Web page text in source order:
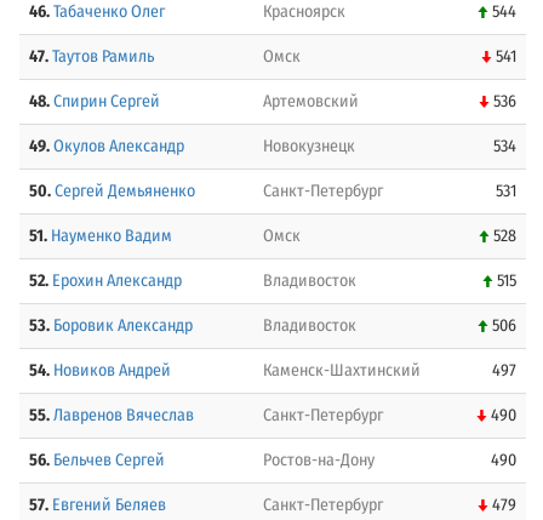
46.Табаченко Олег Красноярск 544
47.Таутов Рамиль Омск 541
48.Спирин Сергей Артемовский 536
49.Окулов Александр Новокузнецк 534
50.Сергей Демьяненко Санкт-Петербург 531
51. Науменко Вадим Омск 528
52. Ерохин Александр Владивосток 515
53. Боровик Александр Владивосток 506
54. Новиков Андрей Каменск-Шахтинский 497
55.Лавренов Вячеслав Санкт-Петербург 490
56. Бельчев Сергей Ростов-на-Дону 490
57. Евгений Беляев Санкт-Петербург 479